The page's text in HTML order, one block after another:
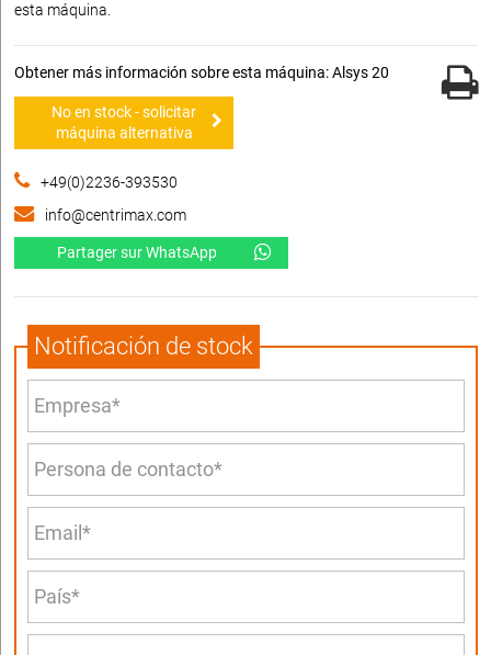
esta máquina.
Obtener más información sobre esta máquina: Alsys 20
No en stock - solicitar
máquina alternativa
+49(0)2236-393530
info@centrimax.com
Partager sur WhatsApp
Notificación de stock